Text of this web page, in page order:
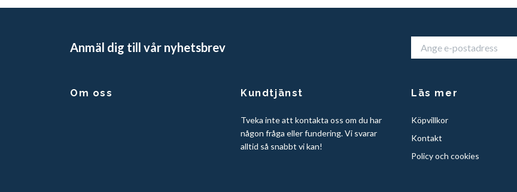
Anmäl dig till vår nyhetsbrev
Om oss Kundtjänst
Tveka inte att kontakta oss om du har
någon fråga eller fundering. Vi svarar
alltid så snabbt vi kan!
Läs mer
Köpvillkor
Kontakt
Policy och cookies